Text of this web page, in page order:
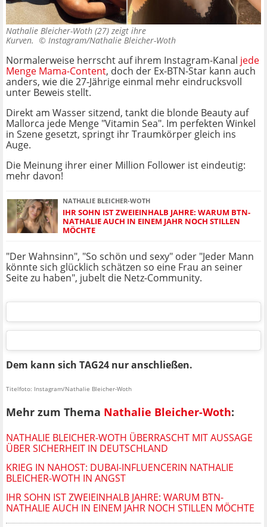
Nathalie Bleicher-Woth (27) zeigt ihre
Kurven. © Instagram/Nathalie Bleicher-Woth
Normalerweise herrscht auf ihrem Instagram-Kanal jede
Menge Mama-Content, doch der Ex-BTN-Star kann auch
anders, wie die 27-Jährige einmal mehr eindrucksvoll
unter Beweis stellt.
Direkt am Wasser sitzend, tankt die blonde Beauty auf
Mallorca jede Menge "Vitamin Sea". Im perfekten Winkel
in Szene gesetzt, springt ihr Traumkörper gleich ins
Auge.
Die Meinung ihrer einer Million Follower ist eindeutig:
mehr davon!
NATHALIE BLEICHER-WOTH
IHR SOHN IST ZWEIEINHALB JAHRE: WARUM BTN-
NATHALIE AUCH IN EINEM JAHR NOCH STILLEN
MÖCHTE
"Der Wahnsinn", "So schön und sexy" oder "Jeder Mann
könnte sich glücklich schätzen so eine Frau an seiner
Seite zu haben", jubelt die Netz-Community.
Dem kann sich TAG24 nur anschließen.
Titelfoto: Instagram/Nathalie Bleicher-Woth
Mehr zum Thema Nathalie Bleicher-Woth:
NATHALIE BLEICHER-WOTH ÜBERRASCHT MIT AUSSAGE
ÜBER SICHERHEIT IN DEUTSCHLAND
KRIEG IN NAHOST: DUBAI-INFLUENCERIN NATHALIE
BLEICHER-WOTH IN ANGST
IHR SOHN IST ZWEIEINHALB JAHRE: WARUM BTN-
NATHALIE AUCH IN EINEM JAHR NOCH STILLEN MÖCHTE